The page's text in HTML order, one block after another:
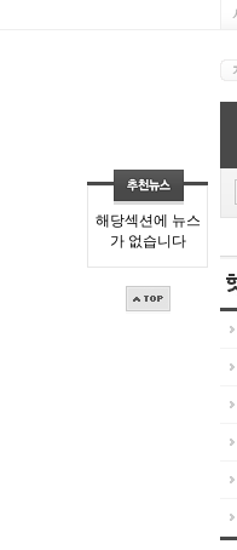
해당섹션에 뉴스
가 없습니다